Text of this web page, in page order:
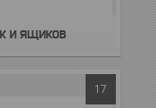
и ящиков
17